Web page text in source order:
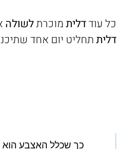
כל עוד דלית מוכרת לשולה
דלית תחליט יום אחד
כך שכלל האצבע הוא